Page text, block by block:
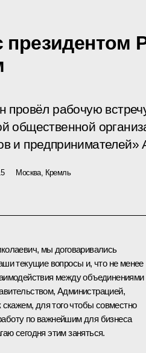
провёл рабочую
общественной
и
Москва, Кремль
мы договаривались
текущие вопросы и, что не менее
между объединениями
Администрацией,
для того чтобы совместно
по важнейшим для бизнеса
сегодня этим заняться.